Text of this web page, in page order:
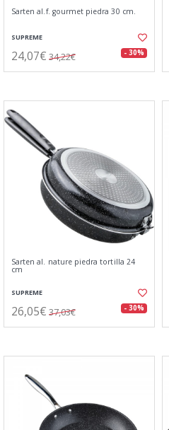
Sarten al.f. gourmet piedra 30 cm.
SUPREME
24,07€ 34,22€ - 30%
Sarten al. nature piedra tortilla 24
cm
SUPREME
26,05€ 37,03€ - 30%